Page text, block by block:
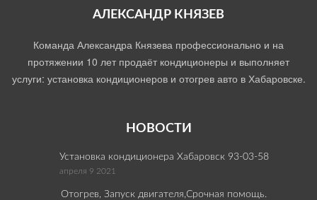
АЛЕКСАНДР КНЯЗЕВ
Команда Александра Князева профессионально и на
протяжении 10 лет продаёт кондиционеры и выполняет
услуги: установка кондиционеров и отогрев авто в Хабаровске.
НОВОСТИ
Установка кондиционера Хабаровск 93-03-58
апреля 9 2021
Отогрев, Запуск двигателя,Срочная помощь.